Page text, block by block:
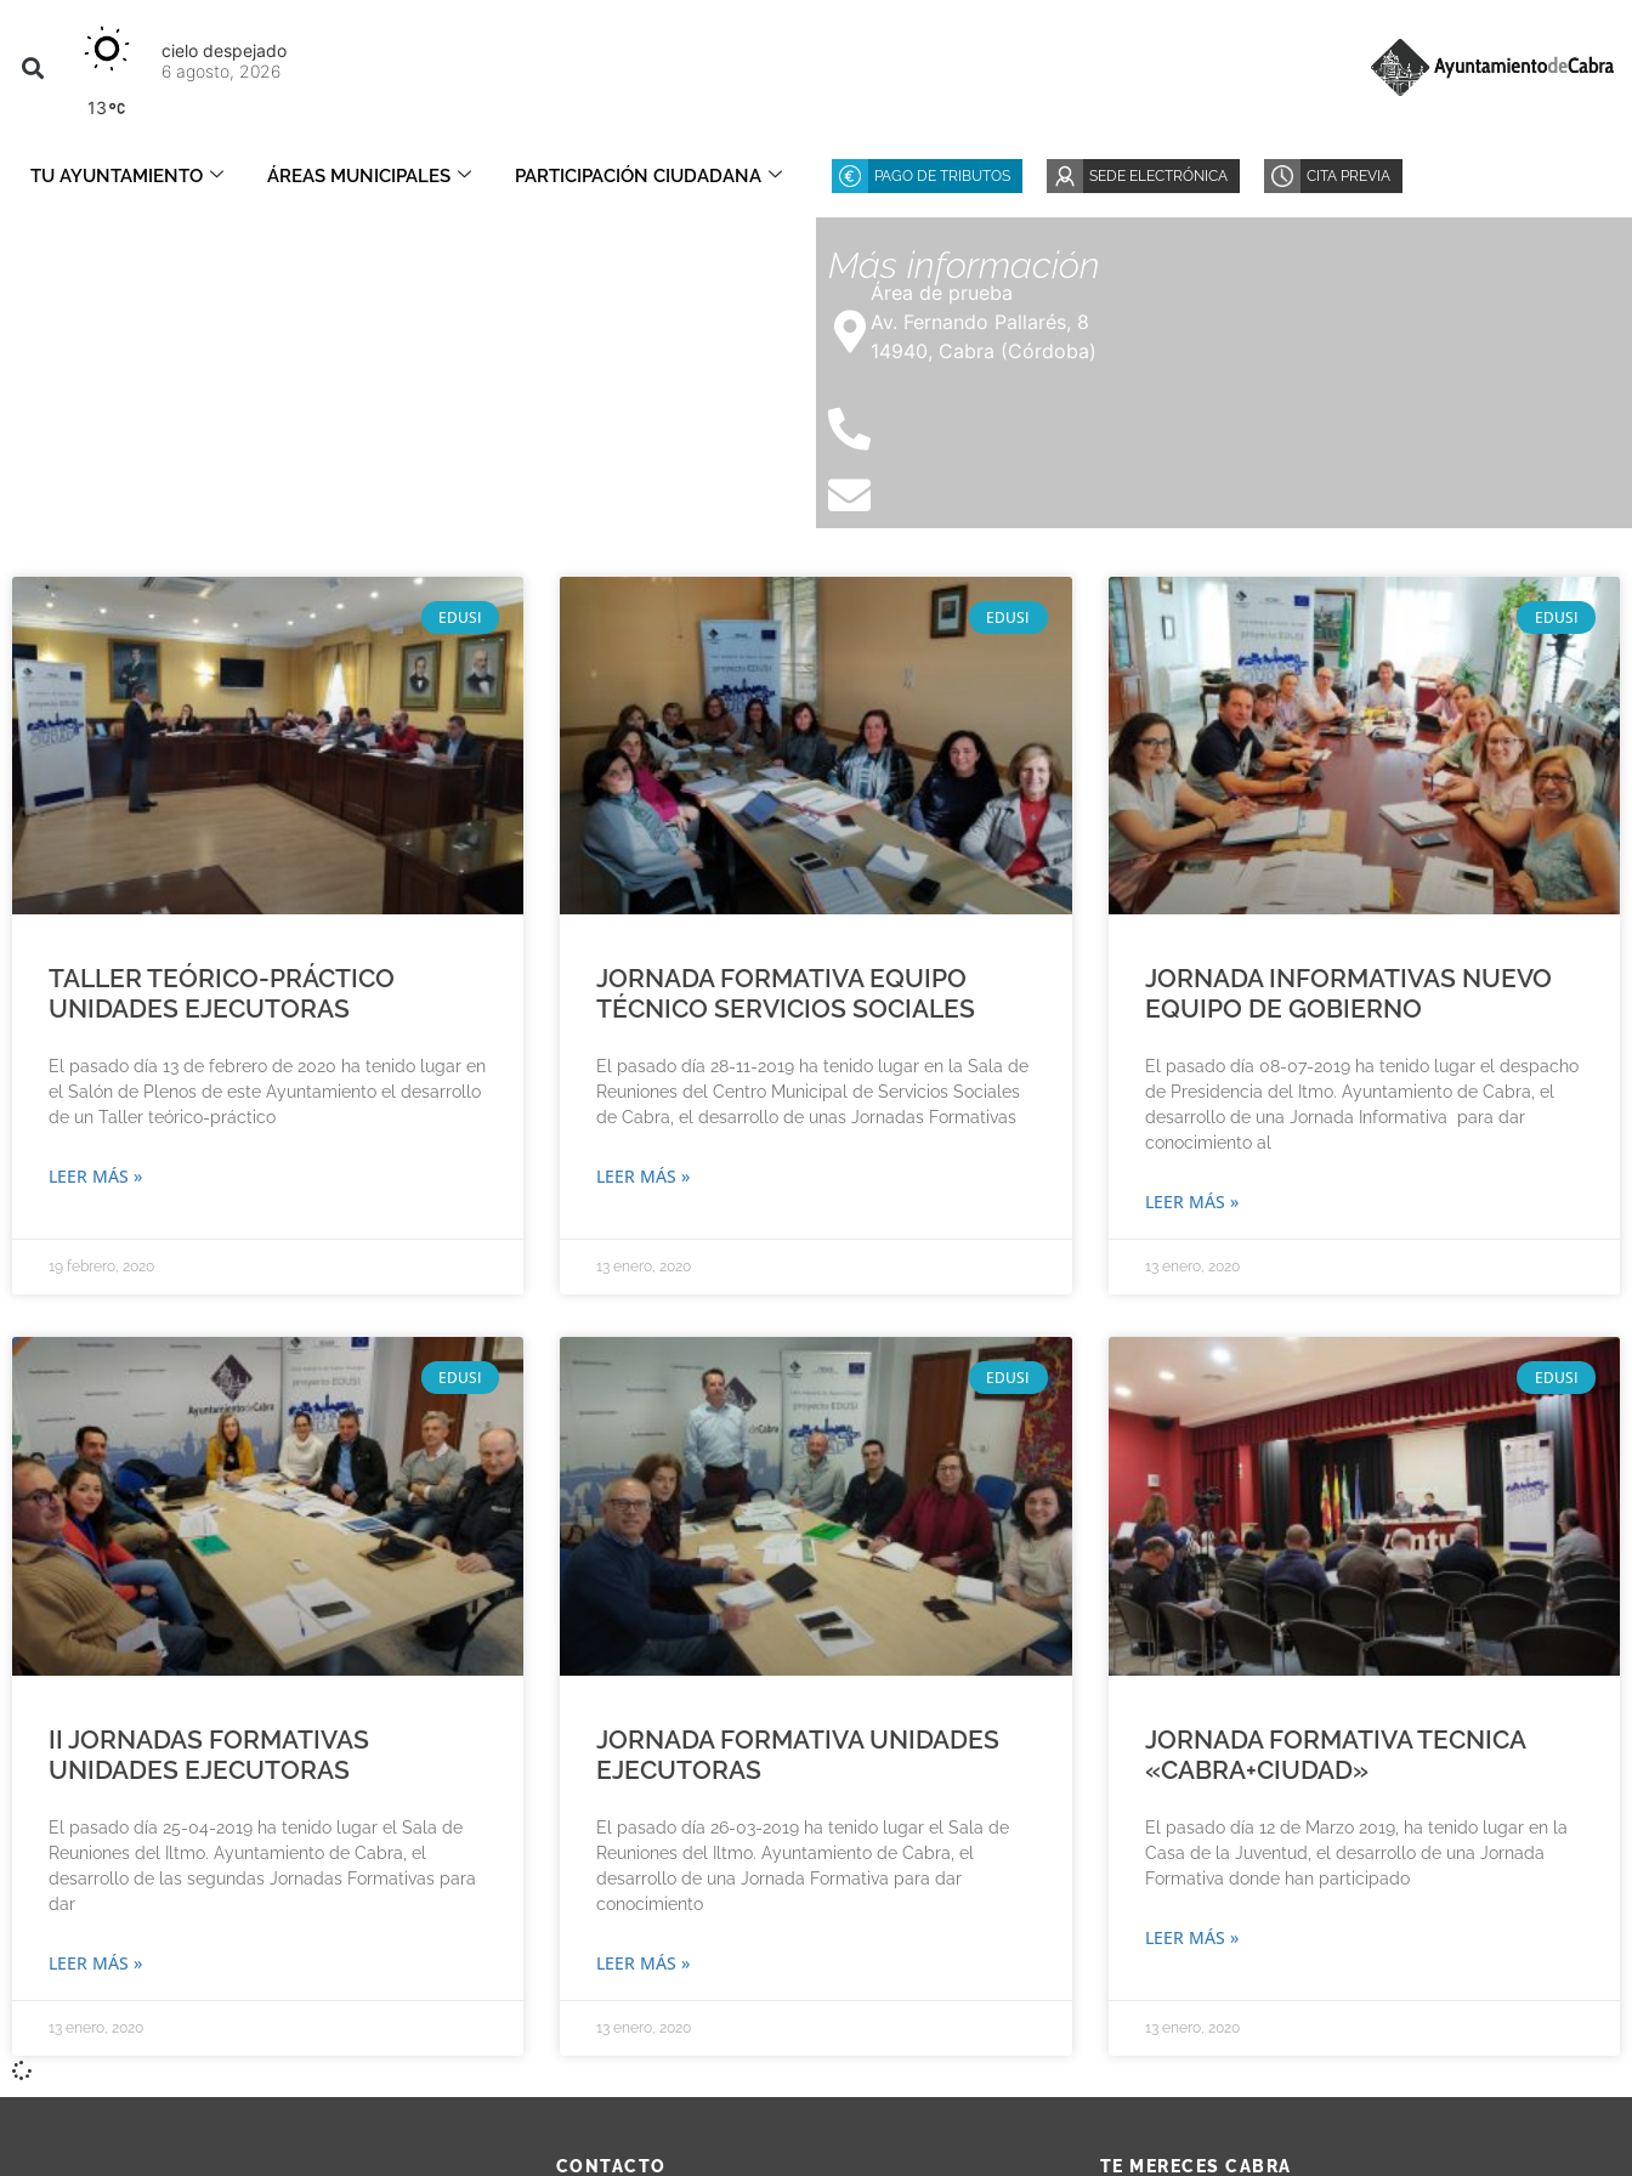
13
cielo despejado
6 agosto, 2026
TU AYUNTAMIENTO ÁREAS MUNICIPALES PARTICIPACIÓN CIUDADANA PAGO DE TRIBUTOS SEDE ELECTRÓNICA CITA PREVIA
Más información
Área de prueba
Av. Fernando Pallarés, 8
14940, Cabra (Córdoba)
EDUSI
TALLER TEÓRICO-PRÁCTICO
UNIDADES EJECUTORAS
El pasado día 13 de febrero de 2020 ha tenido lugar en
el Salón de Plenos de este Ayuntamiento el desarrollo
de un Taller teórico-práctico
LEER MÁS »
19 febrero, 2020
EDUSI
JORNADA FORMATIVA EQUIPO
TÉCNICO SERVICIOS SOCIALES
El pasado día 28-11-2019 ha tenido lugar en la Sala de
Reuniones del Centro Municipal de Servicios Sociales
de Cabra, el desarrollo de unas Jornadas Formativas
LEER MÁS »
13 enero, 2020
EDUSI
JORNADA INFORMATIVAS NUEVO
EQUIPO DE GOBIERNO
El pasado día 08-07-2019 ha tenido lugar el despacho
de Presidencia del Itmo. Ayuntamiento de Cabra, el
desarrollo de una Jornada Informativa para dar
conocimiento al
LEER MÁS »
13 enero, 2020
EDUSI
II JORNADAS FORMATIVAS
UNIDADES EJECUTORAS
El pasado día 25-04-2019 ha tenido lugar el Sala de
Reuniones del Iltmo. Ayuntamiento de Cabra, el
desarrollo de las segundas Jornadas Formativas para
dar
LEER MÁS »
13 enero, 2020
EDUSI
JORNADA FORMATIVA UNIDADES
EJECUTORAS
El pasado día 26-03-2019 ha tenido lugar el Sala de
Reuniones del Iltmo. Ayuntamiento de Cabra, el
desarrollo de una Jornada Formativa para dar
conocimiento
LEER MÁS »
13 enero, 2020
EDUSI
JORNADA FORMATIVA TECNICA
«CABRA+CIUDAD»
El pasado día 12 de Marzo 2019, ha tenido lugar en la
Casa de la Juventud, el desarrollo de una Jornada
Formativa donde han participado
LEER MÁS »
13 enero, 2020
CONTACTO TE MERECES CABRA